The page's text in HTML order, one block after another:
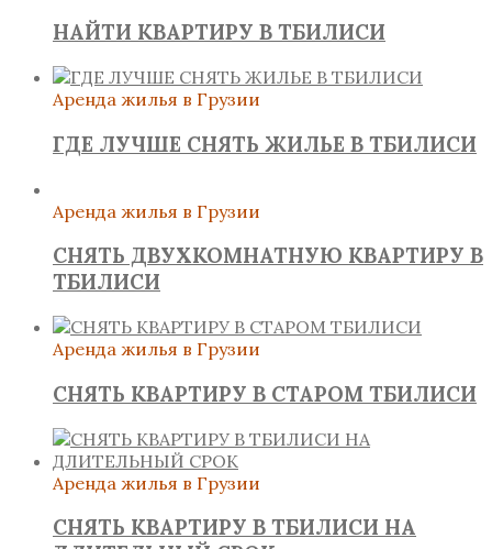
НАЙТИ КВАРТИРУ В ТБИЛИСИ
Аренда жилья в Грузии
ГДЕ ЛУЧШЕ СНЯТЬ ЖИЛЬЕ В ТБИЛИСИ
Аренда жилья в Грузии
СНЯТЬ ДВУХКОМНАТНУЮ КВАРТИРУ В
ТБИЛИСИ
Аренда жилья в Грузии
СНЯТЬ КВАРТИРУ В СТАРОМ ТБИЛИСИ
Аренда жилья в Грузии
СНЯТЬ КВАРТИРУ В ТБИЛИСИ НА